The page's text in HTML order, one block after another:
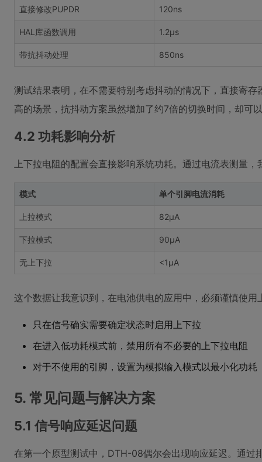
直接修改PUPDR 120ns
HAL库函数调用 1.2μs
带抗抖动处理 850ns
测试结果表明，在不需要特别考虑抖动的情况下，直接寄
高的场景，抗抖动方案虽然增加了约7倍的切换时间，却可
4.2 功耗影响分析
上下拉电阻的配置会直接影响系统功耗。通过电流表测量，
模式 单个引脚电流消耗
上拉模式 82μA
下拉模式 90μA
无上下拉 <1μA
这个数据让我意识到，在电池供电的应用中，必须谨慎使
只在信号确实需要确定状态时启用上下拉
在进入低功耗模式前，禁用所有不必要的上下拉电阻
对于不使用的引脚，设置为模拟输入模式以最小化功耗
5. 常见问题与解决方案
5.1 信号响应延迟问题
在第一个原型测试中，DTH-08偶尔会出现响应延迟。通过